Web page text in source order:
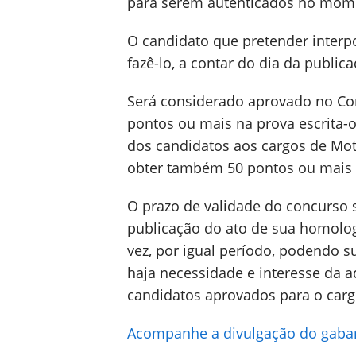
O candidato que pretender
fazê-lo, a contar do dia da
Será considerado aprovado no
pontos ou mais na prova escrita-
dos candidatos aos cargos de
obter também 50 pontos ou
O prazo de validade do
publicação do ato de sua
vez, por igual período, podendo
haja necessidade e interesse da
candidatos aprovados para o
Acompanhe a divulgação do